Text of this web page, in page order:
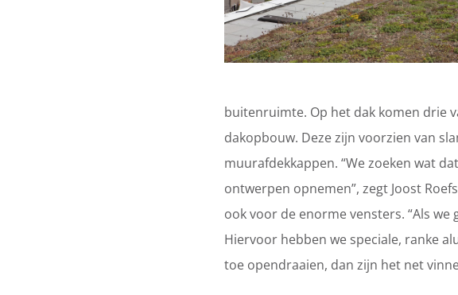
buitenruimte. Op het dak komen drie
dakopbouw. Deze zijn voorzien van
muurafdekkappen. “We zoeken wat
ontwerpen opnemen”, zegt Joost
ook voor de enorme vensters. “Als
Hiervoor hebben we speciale, ranke
toe opendraaien, dan zijn het net